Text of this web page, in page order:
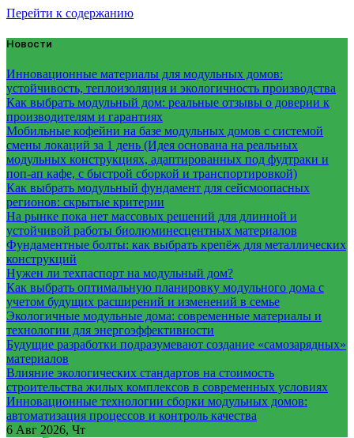
Перейти к содержанию
Новости
Инновационные материалы для модульных домов:
устойчивость, теплоизоляция и экологичность производства
Как выбрать модульный дом: реальные отзывы о доверии к
производителям и гарантиях
Мобильные кофейни на базе модульных домов с системой
смены локаций за 1 день (Идея основана на реальных
модульных конструкциях, адаптированных под фудтраки и
поп-ап кафе, с быстрой сборкой и транспортировкой)
Как выбрать модульный фундамент для сейсмоопасных
регионов: скрытые критерии
На рынке пока нет массовых решений для длинной и
устойчивой работы биолюминесцентных материалов
Фундаментные болты: как выбрать крепёж для металлических
конструкций
Нужен ли техпаспорт на модульный дом?
Как выбрать оптимальную планировку модульного дома с
учетом будущих расширений и изменений в семье
Экологичные модульные дома: современные материалы и
технологии для энергоэффективности
Будущие разработки подразумевают создание «самозарядных»
материалов
Влияние экологических стандартов на стоимость
строительства жилых комплексов в современных условиях
Инновационные технологии сборки модульных домов:
автоматизация процессов и контроль качества
6 Авг 2026, Чт